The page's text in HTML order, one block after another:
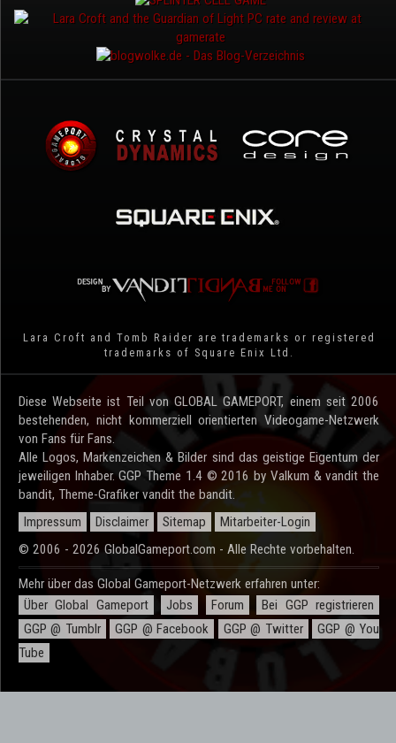
Lara Croft and Tomb Raider are trademarks or registered
trademarks of Square Enix Ltd.
Diese Webseite ist Teil von GLOBAL GAMEPORT, einem seit 2006
bestehenden, nicht kommerziell orientierten Videogame-Netzwerk
von Fans für Fans.
Alle Logos, Markenzeichen & Bilder sind das geistige Eigentum der
jeweiligen Inhaber. GGP Theme 1.4 © 2016 by Valkum & vandit the
bandit, Theme-Grafiker vandit the bandit.
Impressum
Disclaimer Sitemap
Mitarbeiter-Login
© 2006 - 2026 GlobalGameport.com - Alle Rechte vorbehalten.
Mehr über das Global Gameport-Netzwerk erfahren unter:
Über Global Gameport
Jobs Forum
Bei GGP registrieren
GGP @ Tumblr
GGP @ Facebook GGP @ Twitter
GGP @ You
Tube